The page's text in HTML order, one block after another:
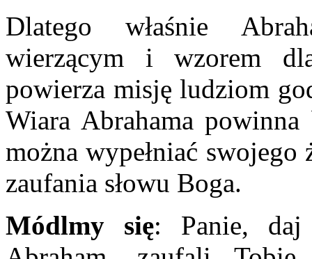
Dlatego właśnie
wierzącym i wzorem
powierza misję ludziom
Wiara Abrahama
można wypełniać
zaufania słowu Boga.
Módlmy się: Panie,